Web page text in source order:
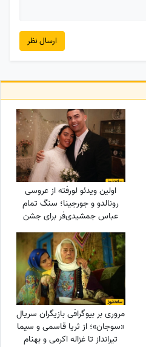
ارسال نظر
اولین ویدئو لورفته از عروسی
رونالدو و جورجینا؛ سنگ تمام
عباس جمشیدی‌فر برای جشن
نوستالژیک ستاره فوتبال!
مروری بر بیوگرافی بازیگران سریال
«سوجان»؛ از ثریا قاسمی و سیما
تیرانداز تا غزاله اکرمی و بهنام